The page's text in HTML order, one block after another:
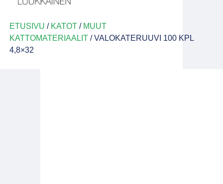
ETUSIVU / KATOT/ MUUT
KATTOMATERIAALIT/ VALOKATERUUVI 100 KPL
4,8×32